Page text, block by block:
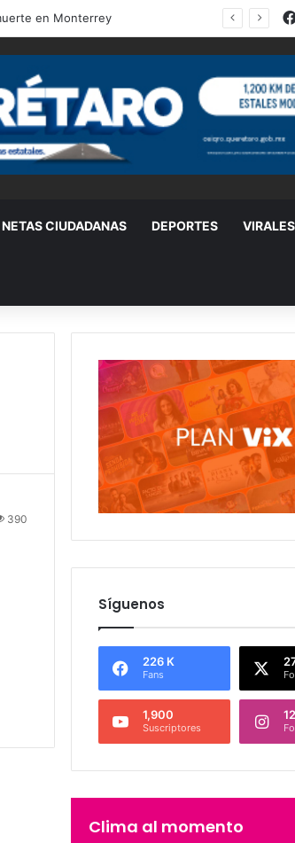
NETAS CIUDADANAS DEPORTES VIRALES
390
Síguenos
226 K
Fans
1,900
Suscriptores
Clima al momento